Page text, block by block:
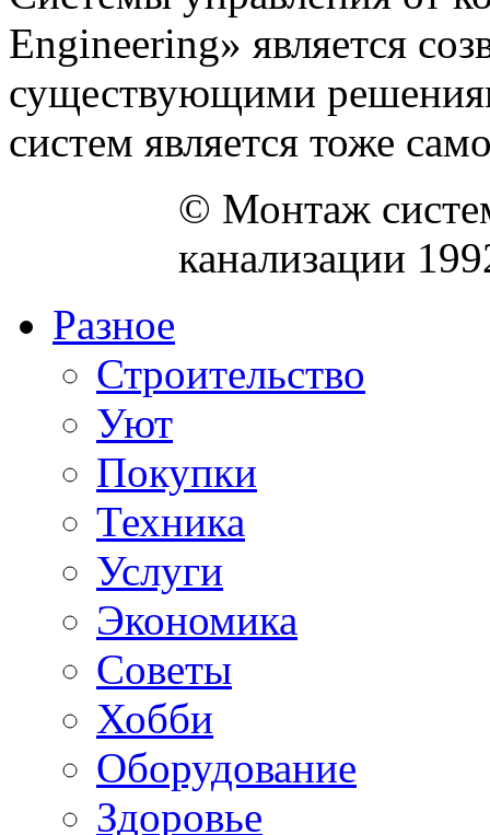
Engineering» является
существующими
систем является тоже
© Монтаж
канализации
Разное
Строительство
Уют
Покупки
Техника
Услуги
Экономика
Советы
Хобби
Oборудование
Здоровье